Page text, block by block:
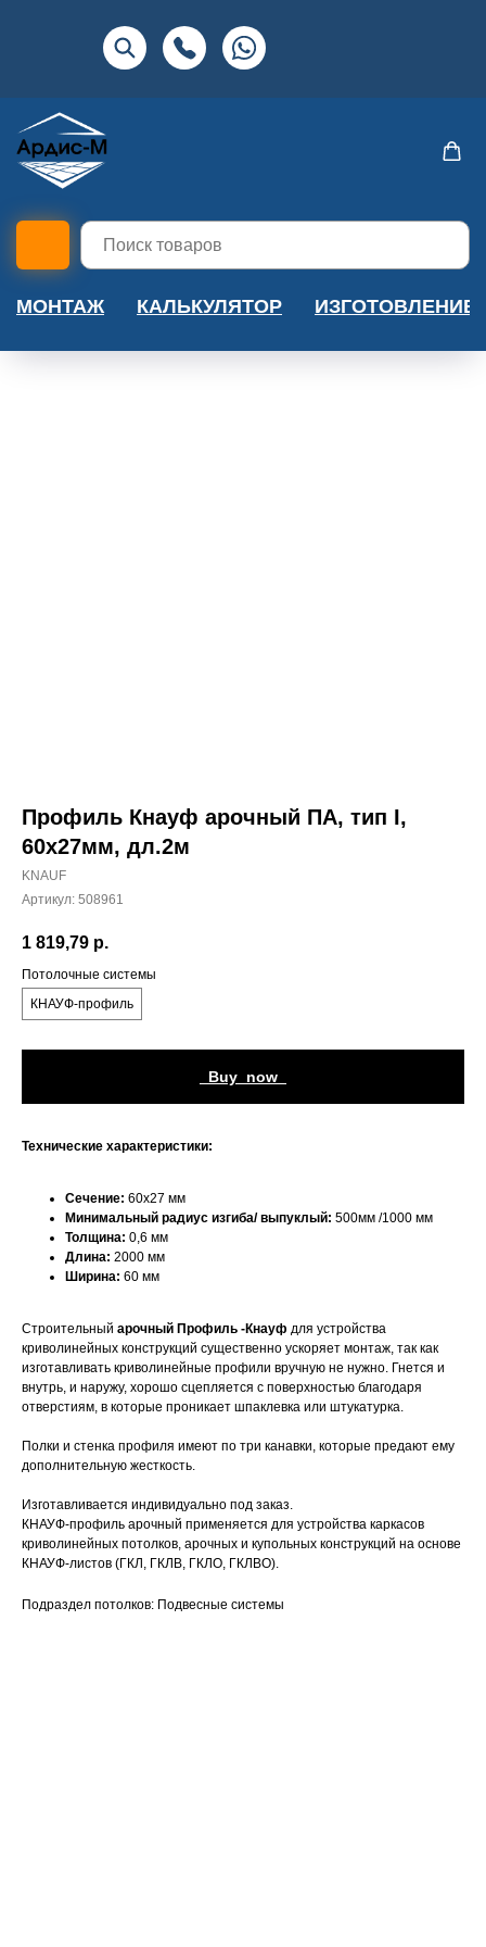
МОНТАЖ КАЛЬКУЛЯТОР ИЗГОТОВЛЕНИЕ
Профиль Кнауф арочный ПА, тип I,
60х27мм, дл.2м
KNAUF
Артикул: 508961
1 819,79 р.
Потолочные системы
КНАУФ-профиль
_Buy_now_
Технические характеристики:
Сечение: 60х27 мм
Минимальный радиус изгиба/ выпуклый: 500мм /1000 мм
Толщина: 0,6 мм
Длина: 2000 мм
Ширина: 60 мм
Строительный арочный Профиль -Кнауф для устройства
криволинейных конструкций существенно ускоряет монтаж, так как
изготавливать криволинейные профили вручную не нужно. Гнется и
внутрь, и наружу, хорошо сцепляется с поверхностью благодаря
отверстиям, в которые проникает шпаклевка или штукатурка.
Полки и стенка профиля имеют по три канавки, которые предают ему
дополнительную жесткость.
Изготавливается индивидуально под заказ.
КНАУФ-профиль арочный применяется для устройства каркасов
криволинейных потолков, арочных и купольных конструкций на основе
КНАУФ-листов (ГКЛ, ГКЛВ, ГКЛО, ГКЛВО).
Подраздел потолков: Подвесные системы